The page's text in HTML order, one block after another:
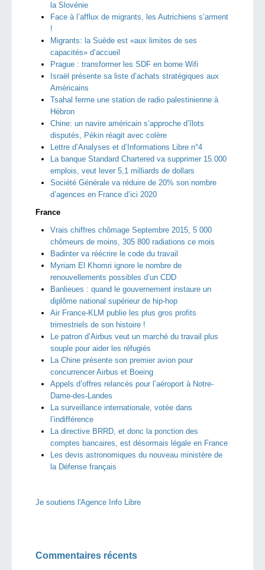
la Slovénie
Face à l’afflux de migrants, les Autrichiens s’arment
!
Migrants: la Suède est «aux limites de ses
capacités» d’accueil
Prague : transformer les SDF en borne Wifi
Israël présente sa liste d’achats stratégiques aux
Américains
Tsahal ferme une station de radio palestinienne à
Hébron
Chine: un navire américain s’approche d’îlots
disputés, Pékin réagit avec colère
Lettre d’Analyses et d’Informations Libre n°4
La banque Standard Chartered va supprimer 15.000
emplois, veut lever 5,1 milliards de dollars
Société Générale va réduire de 20% son nombre
d’agences en France d’ici 2020
France
Vrais chiffres chômage Septembre 2015, 5 000
chômeurs de moins, 305 800 radiations ce mois
Badinter va réécrire le code du travail
Myriam El Khomri ignore le nombre de
renouvellements possibles d’un CDD
Banlieues : quand le gouvernement instaure un
diplôme national supérieur de hip-hop
Air France-KLM publie les plus gros profits
trimestriels de son histoire !
Le patron d’Airbus veut un marché du travail plus
souple pour aider les réfugiés
La Chine présente son premier avion pour
concurrencer Airbus et Boeing
Appels d’offres relancés pour l’aéroport à Notre-
Dame-des-Landes
La surveillance internationale, votée dans
l’indifférence
La directive BRRD, et donc la ponction des
comptes bancaires, est désormais légale en France
Les devis astronomiques du nouveau ministère de
la Défense français
Je soutiens l'Agence Info Libre
Commentaires récents